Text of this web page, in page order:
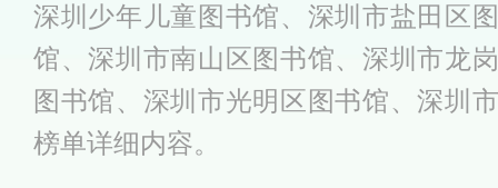
深圳少年儿童图书馆、深圳市盐田区
馆、深圳市南山区图书馆、深圳市龙
图书馆、深圳市光明区图书馆、深圳
榜单详细内容。